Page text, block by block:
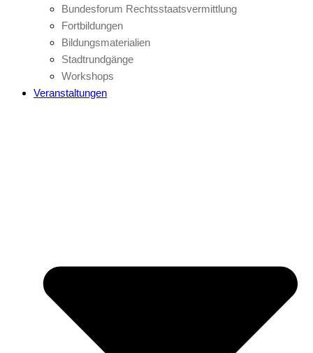
Bundesforum Rechtsstaatsvermittlung
Fortbildungen
Bildungsmaterialien
Stadtrundgänge
Workshops
Veranstaltungen